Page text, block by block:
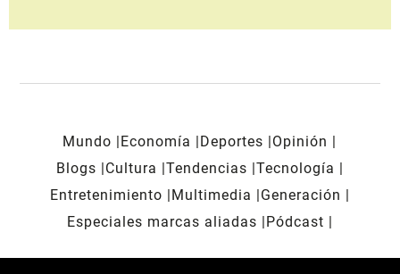
Mundo Economía Deportes
Opinión
Blogs
Cultura Tendencias Tecnología
Entretenimiento
Multimedia
Generación
Especiales marcas aliadas
Pódcast